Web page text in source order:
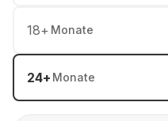
18+ Monate
24+ Monate